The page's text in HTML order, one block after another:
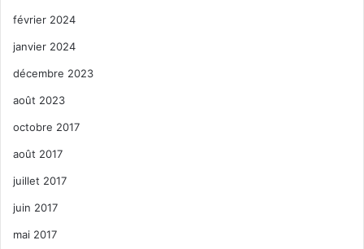
février 2024
janvier 2024
décembre 2023
août 2023
octobre 2017
août 2017
juillet 2017
juin 2017
mai 2017